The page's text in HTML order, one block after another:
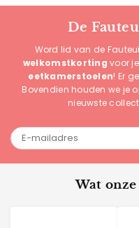
De
Word lid van de
welkomstkortingvoor
eetkamerstoelen! Er
Bovendien houden we je
nieuwste
Wat